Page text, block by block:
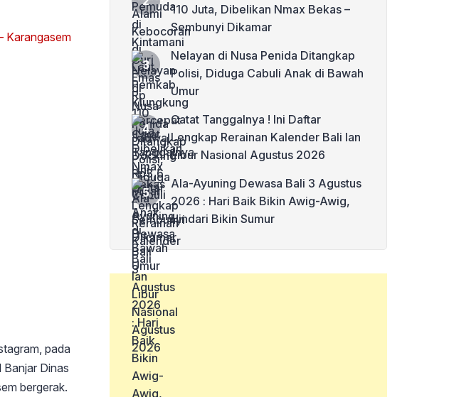
pada
Dinas
bergerak.
110 Juta, Dibelikan Nmax Bekas –
Sembunyi Dikamar
Nelayan di Nusa Penida Ditangkap
Polisi, Diduga Cabuli Anak di Bawah
Umur
Catat Tanggalnya ! Ini Daftar
Lengkap Rerainan Kalender Bali lan
Libur Nasional Agustus 2026
Ala-Ayuning Dewasa Bali 3 Agustus
2026 : Hari Baik Bikin Awig-Awig,
Hindari Bikin Sumur